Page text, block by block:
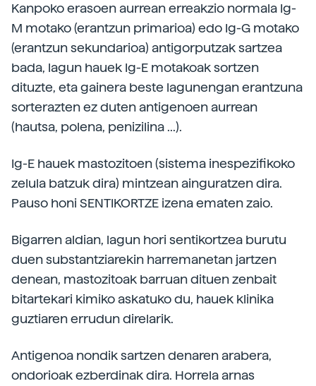
Kanpoko erasoen aurrean erreakzio normala Ig-
M motako (erantzun primarioa) edo Ig-G motako
(erantzun sekundarioa) antigorputzak sartzea
bada, lagun hauek Ig-E motakoak sortzen
dituzte, eta gainera beste lagunengan erantzuna
sorterazten ez duten antigenoen aurrean
(hautsa, polena, penizilina ...).
Ig-E hauek mastozitoen (sistema inespezifikoko
zelula batzuk dira) mintzean ainguratzen dira.
Pauso honi SENTIKORTZE izena ematen zaio.
Bigarren aldian, lagun hori sentikortzea burutu
duen substantziarekin harremanetan jartzen
denean, mastozitoak barruan dituen zenbait
bitartekari kimiko askatuko du, hauek klinika
guztiaren errudun direlarik.
Antigenoa nondik sartzen denaren arabera,
ondorioak ezberdinak dira. Horrela arnas